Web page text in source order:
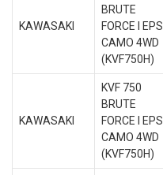
KAWASAKI
BRUTE
FORCE I EPS
CAMO 4WD
(KVF750H)
KAWASAKI
KVF 750
BRUTE
FORCE I EPS
CAMO 4WD
(KVF750H)